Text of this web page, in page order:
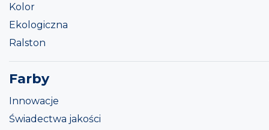
Kolor
Ekologiczna
Ralston
Farby
Innowacje
Świadectwa jakości